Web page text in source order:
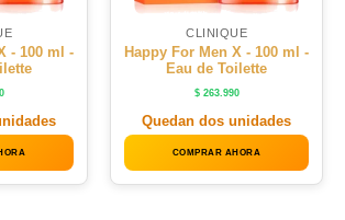
- 100 ml -
CLINIQUE
Happy For Men X - 100 ml -
Eau de Toilette
$263.990
Quedan dos unidades
COMPRAR AHORA